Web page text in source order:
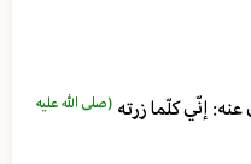
إنّي كلّما زرته (صلى الله عليه